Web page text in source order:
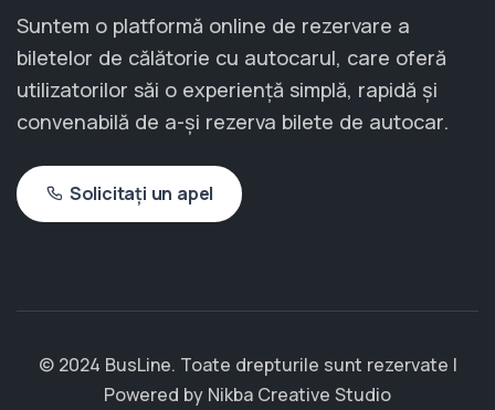
Suntem o platformă online de rezervare a
biletelor de călătorie cu autocarul, care oferă
utilizatorilor săi o experiență simplă, rapidă și
convenabilă de a-și rezerva bilete de autocar.
Solicitați un apel
© 2024 BusLine. Toate drepturile sunt rezervate |
Powered by Nikba Creative Studio